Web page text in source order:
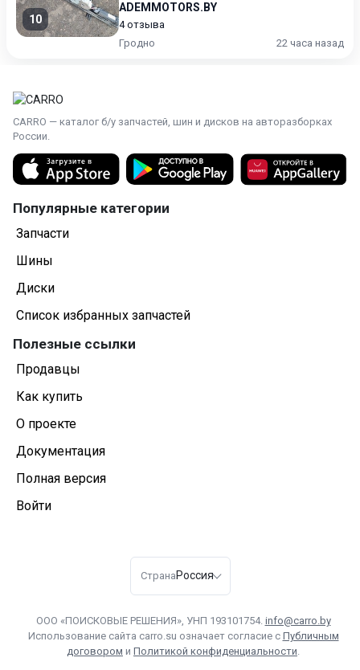
10
ADEMMOTORS.BY
4 отзыва
Гродно
22 часа назад
CARRO — каталог б/у запчастей, шин и дисков на авторазборках
России.
Популярные категории
Запчасти
Шины
Диски
Список избранных запчастей
Полезные ссылки
Продавцы
Как купить
О проекте
Документация
Полная версия
Войти
Страна Россия
ООО «ПОИСКОВЫЕ РЕШЕНИЯ», УНП 193101754. info@carro.by
Использование сайта carro.su означает согласие с Публичным
договором и Политикой конфиденциальности